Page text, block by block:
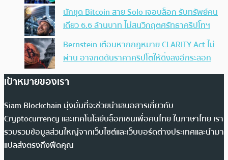
นักขุด Bitcoin สาย Solo เจอบล็อก รับทรัพย์คน
เดียว 6.6 ล้านบาท ไม่สนวิกฤตศรัทธาคริปโทฯ
Bernstein เตือนหากกฎหมาย CLARITY Act ไม่
ผ่าน อาจกดดันราคาคริปโตให้ดิ่งลงอีกระลอก
เป้าหมายของเรา
Siam Blockchain มุ่งมั่นที่จะช่วยนำเสนอสารเกี่ยวกับ
Cryptocurrency และเทคโนโลยีบล็อกเชนเพื่อคนไทย ในภาษาไทย เรา
รวบรวมข้อมูลส่วนใหญ่จากเว็บไซต์และเว็บบอร์ดต่างประเทศและนำมา
แปลส่งตรงถึงฟีดคุณ